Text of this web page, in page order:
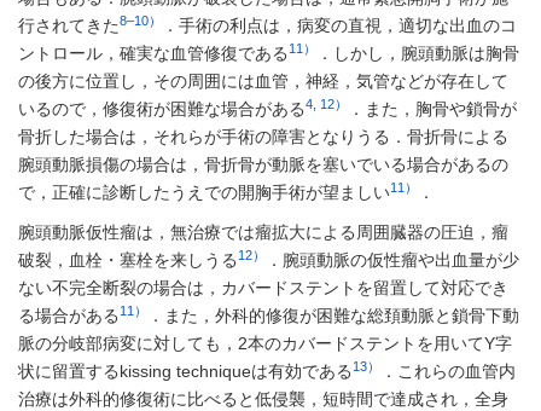
行されてきた8–10）
．手術の利点は，病変の直視，適切な出血のコ
ントロール，確実な血管修復である 11）
．しかし，腕頭動脈は胸骨
の後方に位置し，その周囲には血管，神経，気管などが存在して
いるので，修復術が困難な場合がある4, 12）
．また，胸骨や鎖骨が
骨折した場合は，それらが手術の障害となりうる．骨折骨による
腕頭動脈損傷の場合は，骨折骨が動脈を塞いでいる場合があるの
で，正確に診断したうえでの開胸手術が望ましい11） ．
腕頭動脈仮性瘤は，無治療では瘤拡大による周囲臓器の圧迫，瘤
破裂，血栓・塞栓を来しうる 12）
．腕頭動脈の仮性瘤や出血量が少
ない不完全断裂の場合は，カバードステントを留置して対応でき
る場合がある 11）
．また，外科的修復が困難な総頚動脈と鎖骨下動
脈の分岐部病変に対しても，2本のカバードステントを用いてY字
状に留置するkissing techniqueは有効である 13）
．これらの血管内
治療は外科的修復術に比べると低侵襲，短時間で達成され，全身